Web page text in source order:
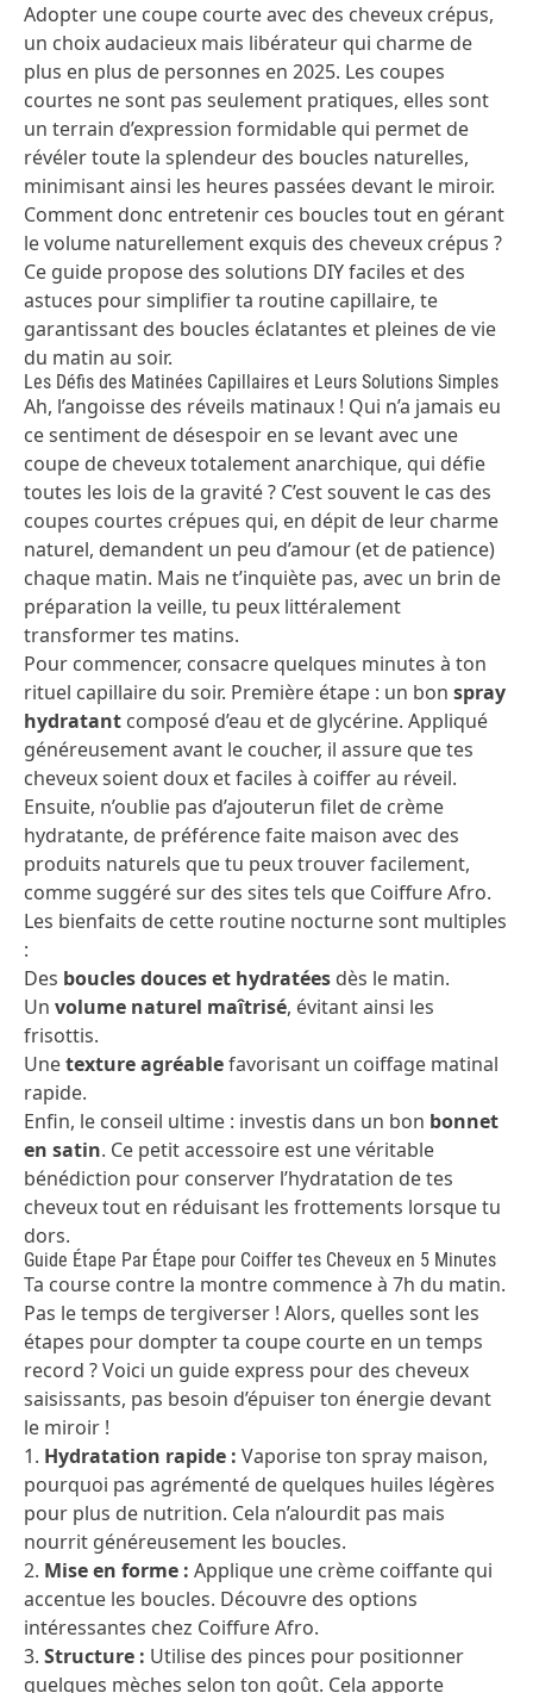
Adopter une coupe courte avec des cheveux crépus,
un choix audacieux mais libérateur qui charme de
plus en plus de personnes en 2025. Les coupes
courtes ne sont pas seulement pratiques, elles sont
un terrain d’expression formidable qui permet de
révéler toute la splendeur des boucles naturelles,
minimisant ainsi les heures passées devant le miroir.
Comment donc entretenir ces boucles tout en gérant
le volume naturellement exquis des cheveux crépus ?
Ce guide propose des solutions DIY faciles et des
astuces pour simplifier ta routine capillaire, te
garantissant des boucles éclatantes et pleines de vie
du matin au soir.
Les Défis des Matinées Capillaires et Leurs Solutions Simples
Ah, l’angoisse des réveils matinaux ! Qui n’a jamais eu
ce sentiment de désespoir en se levant avec une
coupe de cheveux totalement anarchique, qui défie
toutes les lois de la gravité ? C’est souvent le cas des
coupes courtes crépues qui, en dépit de leur charme
naturel, demandent un peu d’amour (et de patience)
chaque matin. Mais ne t’inquiète pas, avec un brin de
préparation la veille, tu peux littéralement
transformer tes matins.
Pour commencer, consacre quelques minutes à ton
rituel capillaire du soir. Première étape : un bon spray
hydratant composé d’eau et de glycérine. Appliqué
généreusement avant le coucher, il assure que tes
cheveux soient doux et faciles à coiffer au réveil.
Ensuite, n’oublie pas d’ajouterun filet de crème
hydratante, de préférence faite maison avec des
produits naturels que tu peux trouver facilement,
comme suggéré sur des sites tels que Coiffure Afro.
Les bienfaits de cette routine nocturne sont multiples
:
Des boucles douces et hydratées dès le matin.
Un volume naturel maîtrisé, évitant ainsi les
frisottis.
Unetexture agréablefavorisant un coiffage matinal
rapide.
Enfin, le conseil ultime : investis dans un bon bonnet
en satin. Ce petit accessoire est une véritable
bénédiction pour conserver l’hydratation de tes
cheveux tout en réduisant les frottements lorsque tu
dors.
Guide Étape Par Étape pour Coiffer tes Cheveux en 5 Minutes
Ta course contre la montre commence à 7h du matin.
Pas le temps de tergiverser ! Alors, quelles sont les
étapes pour dompter ta coupe courte en un temps
record ? Voici un guide express pour des cheveux
saisissants, pas besoin d’épuiser ton énergie devant
le miroir !
1. Hydratation rapide : Vaporise ton spray maison,
pourquoi pas agrémenté de quelques huiles légères
pour plus de nutrition. Cela n’alourdit pas mais
nourrit généreusement les boucles.
2. Mise en forme : Applique une crème coiffante qui
accentue les boucles. Découvre des options
intéressantes chez Coiffure Afro.
3. Structure : Utilise des pinces pour positionner
quelques mèches selon ton goût. Cela apporte